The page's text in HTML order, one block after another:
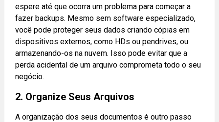
espere até que ocorra um problema para começar a
fazer backups. Mesmo sem software especializado,
você pode proteger seus dados criando cópias em
dispositivos externos, como HDs ou pendrives, ou
armazenando-os na nuvem. Isso pode evitar que a
perda acidental de um arquivo comprometa todo o seu
negócio.
2. Organize Seus Arquivos
A organização dos seus documentos é outro passo